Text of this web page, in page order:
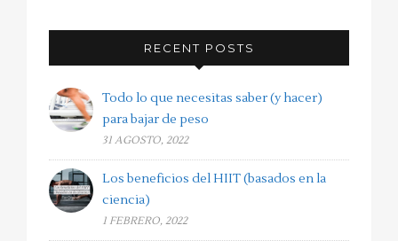
RECENT POSTS
Todo lo que necesitas saber (y hacer)
para bajar de peso
31 AGOSTO, 2022
Los beneficios del HIIT (basados en la
ciencia)
1 FEBRERO, 2022